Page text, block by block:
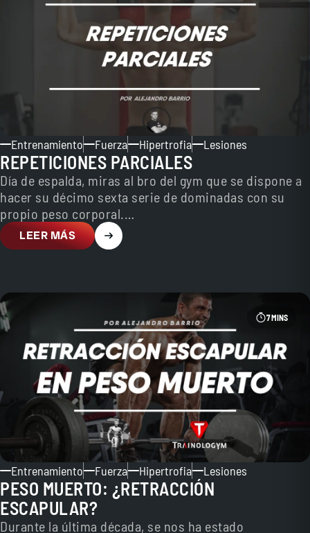
Entrenamiento Fuerza Hipertrofia Lesiones
REPETICIONES PARCIALES
Día de espalda, miras al bro del gym que se dispone a
hacer su décimo sexta serie de dominadas con su
propio peso corporal.…
LEER MÁS
7 MINS
Entrenamiento Fuerza Hipertrofia Lesiones
PESO MUERTO: ¿RETRACCIÓN
ESCAPULAR?
Durante la última década, se nos ha estado